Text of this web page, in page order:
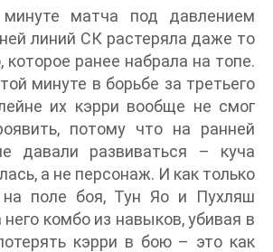
матча под давлением
линий СК растеряла даже то
ранее набрала на топе.
минуте в борьбе за третьего
их кэрри вообще не смог
потому что на ранней
давали развиваться – куча
а не персонаж. И как только
на поле боя, Тун Яо и Пухляш
комбо из навыков, убивая в
кэрри в бою – это как